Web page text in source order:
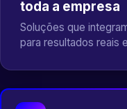
toda a empresa
Soluções que
para resultados reais